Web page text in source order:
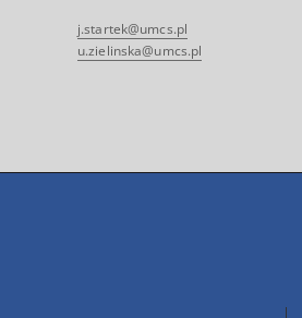
j.startek@umcs.pl
u.zielinska@umcs.pl